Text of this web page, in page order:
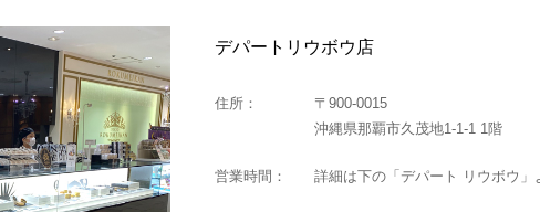
デパートリウボウ店
住所：
〒900-0015
沖縄県那覇市久茂地1-1-1 1階
営業時間： 詳細は下の「デパート リウボウ」